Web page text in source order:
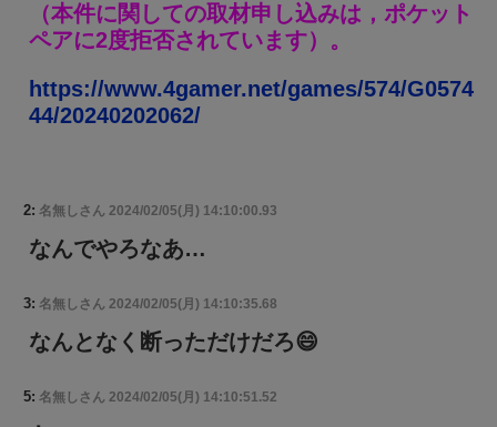
（本件に関しての取材申し込みは，ポケット
ペアに2度拒否されています）。
https://www.4gamer.net/games/574/G0574
44/20240202062/
2: 名無しさん 2024/02/05(月) 14:10:00.93
なんでやろなあ…
3: 名無しさん 2024/02/05(月) 14:10:35.68
なんとなく断っただけだろ😄
5: 名無しさん 2024/02/05(月) 14:10:51.52